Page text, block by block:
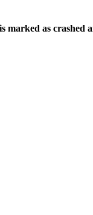
marked as crashed